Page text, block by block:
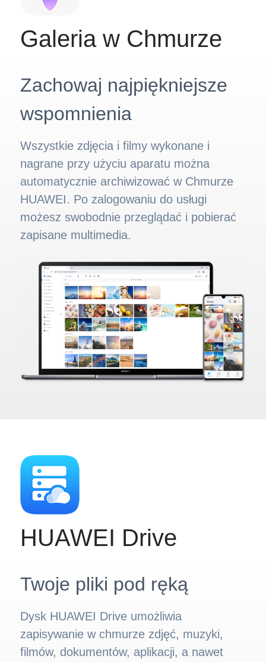
Galeria w Chmurze
Zachowaj najpiękniejsze
wspomnienia
Wszystkie zdjęcia i filmy wykonane i
nagrane przy użyciu aparatu można
automatycznie archiwizować w Chmurze
HUAWEI. Po zalogowaniu do usługi
możesz swobodnie przeglądać i pobierać
zapisane multimedia.
HUAWEI Drive
Twoje pliki pod ręką
Dysk HUAWEI Drive umożliwia
zapisywanie w chmurze zdjęć, muzyki,
filmów, dokumentów, aplikacji, a nawet